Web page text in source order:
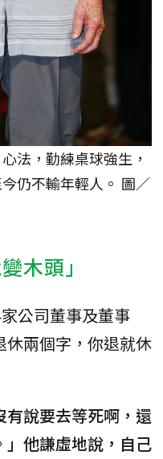
法，勤練桌球強生，
仍不輸年輕人。 圖／
木頭」
公司董事及董事
休兩個字，你退就休
有說要去等死啊，還
」他謙虛地說，自己